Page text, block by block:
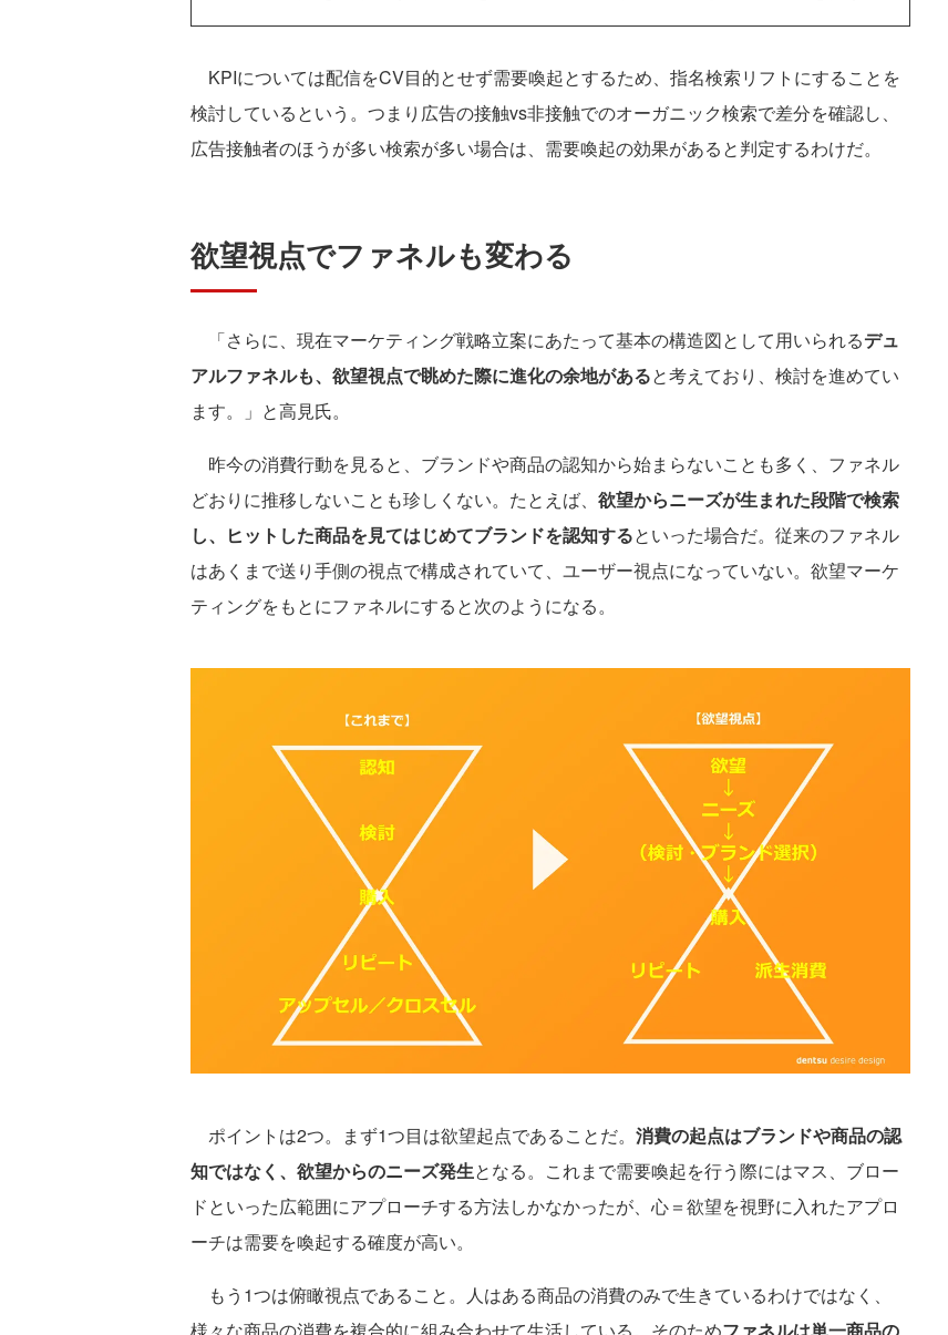
KPIについては配信をCV目的とせず需要喚起とするため、指名検索リフトにすることを
検討しているという。つまり広告の接触vs非接触でのオーガニック検索で差分を確認し、
広告接触者のほうが多い検索が多い場合は、需要喚起の効果があると判定するわけだ。
欲望視点でファネルも変わる
「さらに、現在マーケティング戦略立案にあたって基本の構造図として用いられるデュ
アルファネルも、欲望視点で眺めた際に進化の余地があると考えており、検討を進めてい
ます。」と高見氏。
昨今の消費行動を見ると、ブランドや商品の認知から始まらないことも多く、ファネル
どおりに推移しないことも珍しくない。たとえば、 欲望からニーズが生まれた段階で検索
し、ヒットした商品を見てはじめてブランドを認知するといった場合だ。従来のファネル
はあくまで送り手側の視点で構成されていて、ユーザー視点になっていない。欲望マーケ
ティングをもとにファネルにすると次のようになる。
ポイントは2つ。まず1つ目は欲望起点であることだ。 消費の起点はブランドや商品の認
知ではなく、欲望からのニーズ発生となる。これまで需要喚起を行う際にはマス、ブロー
ドといった広範囲にアプローチする方法しかなかったが、心＝欲望を視野に入れたアプロ
ーチは需要を喚起する確度が高い。
もう1つは俯瞰視点であること。人はある商品の消費のみで生きているわけではなく、
様々な商品の消費を複合的に組み合わせて生活している。そのためファネルは単一商品の